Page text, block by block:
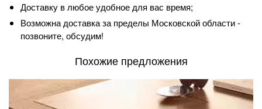
Доставку в любое удобное для вас время;
Возможна доставка за пределы Московской области -
позвоните, обсудим!
Похожие предложения